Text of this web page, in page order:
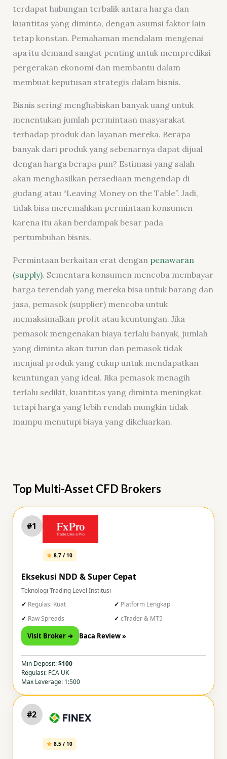
terdapat hubungan terbalik antara harga dan
kuantitas yang diminta, dengan asumsi faktor lain
tetap konstan. Pemahaman mendalam mengenai
apa itu demand sangat penting untuk memprediksi
pergerakan ekonomi dan membantu dalam
membuat keputusan strategis dalam bisnis.
Bisnis sering menghabiskan banyak uang untuk
menentukan jumlah permintaan masyarakat
terhadap produk dan layanan mereka. Berapa
banyak dari produk yang sebenarnya dapat dijual
dengan harga berapa pun? Estimasi yang salah
akan menghasilkan persediaan mengendap di
gudang atau “Leaving Money on the Table”. Jadi,
tidak bisa meremahkan permintaan konsumen
karena itu akan berdampak besar pada
pertumbuhan bisnis.
Permintaan berkaitan erat dengan penawaran
(supply). Sementara konsumen mencoba membayar
harga terendah yang mereka bisa untuk barang dan
jasa, pemasok (supplier) mencoba untuk
memaksimalkan profit atau keuntungan. Jika
pemasok mengenakan biaya terlalu banyak, jumlah
yang diminta akan turun dan pemasok tidak
menjual produk yang cukup untuk mendapatkan
keuntungan yang ideal. Jika pemasok menagih
terlalu sedikit, kuantitas yang diminta meningkat
tetapi harga yang lebih rendah mungkin tidak
mampu menutupi biaya yang dikeluarkan.
Top Multi-Asset CFD Brokers
#1
8.7 / 10
Eksekusi NDD & Super Cepat
Teknologi Trading Level Institusi
Regulasi Kuat
Platform Lengkap
Raw Spreads
cTrader & MT5
Visit Broker ➜ Baca Review »
Min Deposit:$100
Regulasi: FCA UK
Max Leverage: 1:500
#2
8.5 / 10